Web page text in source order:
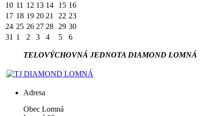
10 11 12 13 14 15 16
17 18 19 20 21 22 23
24 25 26 27 28 29 30
31 1 2 3 4 5 6
TELOVÝCHOVNÁ JEDNOTA DIAMOND LOMNÁ
Adresa
Obec Lomná